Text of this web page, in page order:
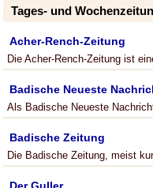
Tages- und
Acher-Rench-Zeitung
Die Acher-Rench-Zeitung ist
Badische Neueste
Als Badische Neueste
Badische Zeitung
Die Badische Zeitung, meist